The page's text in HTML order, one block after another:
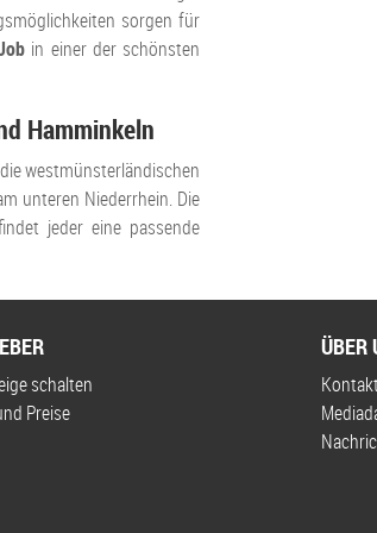
sorgen für
in einer der schönsten
Hamminkeln
westmünsterländischen
unteren Niederrhein. Die
jeder eine passende
schalten
Preise
ÜBER